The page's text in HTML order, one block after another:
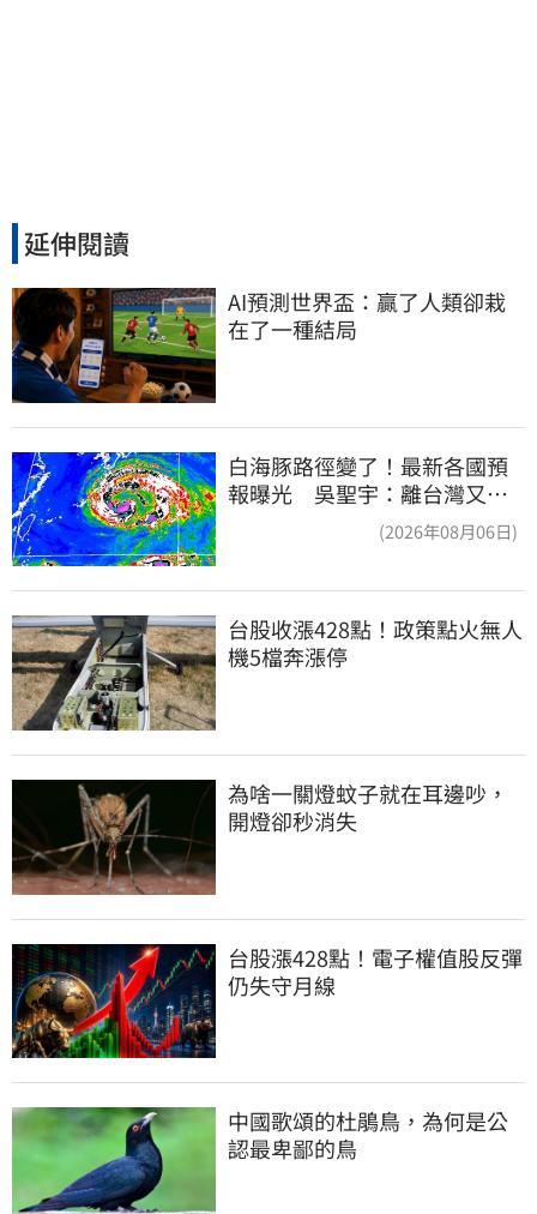
延伸閱讀
AI預測世界盃：贏了人類卻栽
在了一種結局
白海豚路徑變了！最新各國預
報曝光 吳聖宇：離台灣又更
(2026年08月06日)
台股收漲428點！政策點火無人
機5檔奔漲停
為啥一關燈蚊子就在耳邊吵，
開燈卻秒消失
台股漲428點！電子權值股反彈
仍失守月線
中國歌頌的杜鵑鳥，為何是公
認最卑鄙的鳥